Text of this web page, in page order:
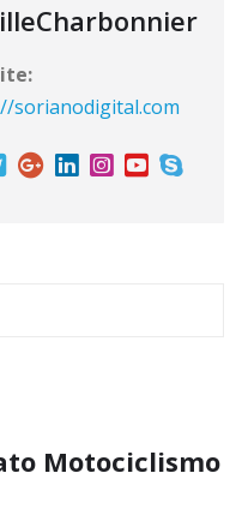
sorianodigital.com
Motociclismo